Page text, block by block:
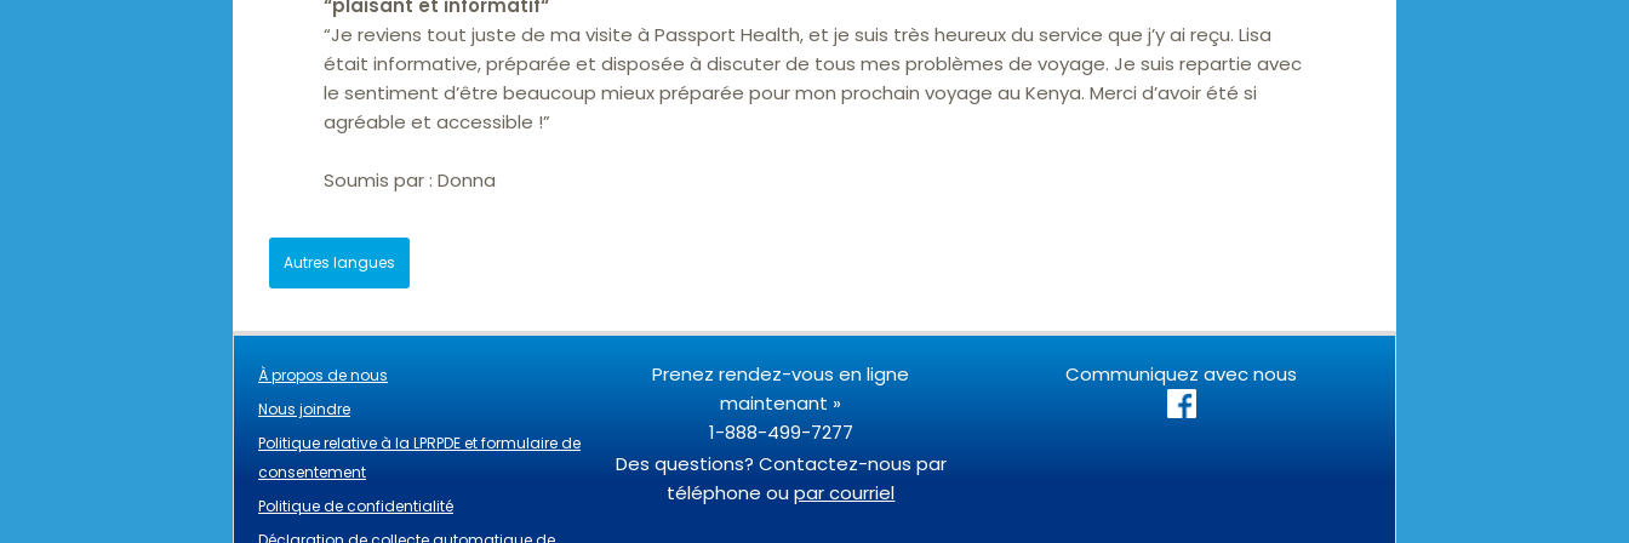
“plaisant et informatif“
“Je reviens tout juste de ma visite à Passport Health, et je suis très heureux du service que j’y ai reçu. Lisa
était informative, préparée et disposée à discuter de tous mes problèmes de voyage. Je suis repartie avec
le sentiment d’être beaucoup mieux préparée pour mon prochain voyage au Kenya. Merci d’avoir été si
agréable et accessible !”
Soumis par : Donna
Autres langues
À propos de nous
Nous joindre
Politique relative à la LPRPDE et formulaire de
consentement
Politique de confidentialité
Prenez rendez-vous en ligne
maintenant »
1-888-499-7277
Des questions? Contactez-nous par
téléphone oupar courriel
Communiquez avec nous